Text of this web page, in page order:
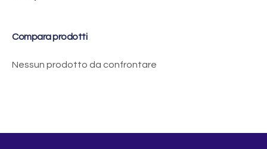
Compara prodotti
Nessun prodotto da confrontare